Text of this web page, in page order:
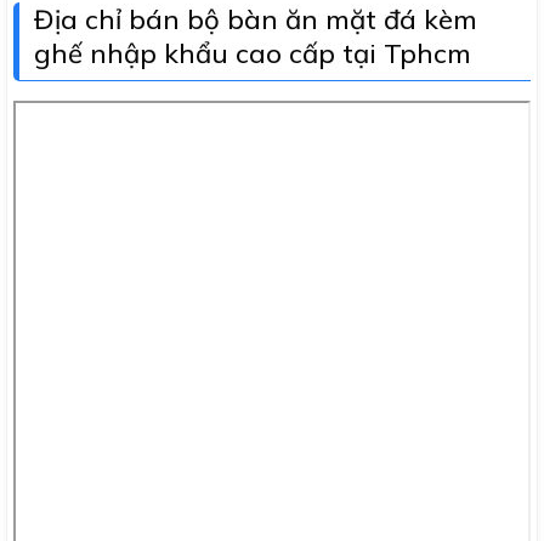
Địa chỉ bán bộ bàn ăn mặt đá kèm
ghế nhập khẩu cao cấp tại Tphcm